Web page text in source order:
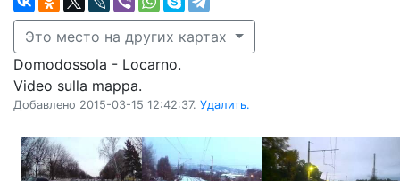
Это место на других картах
Domodossola - Locarno.
Video sulla mappa.
Добавлено 2015-03-15 12:42:37. Удалить.